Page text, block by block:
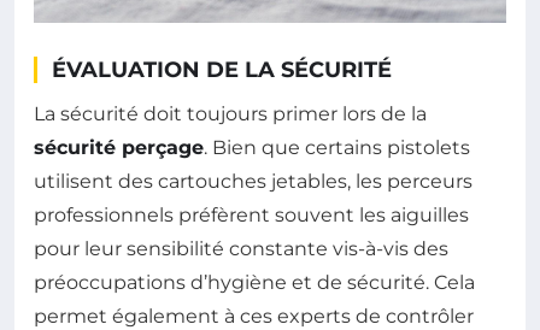
ÉVALUATION DE LA SÉCURITÉ
La sécurité doit toujours primer lors de la
sécurité perçage. Bien que certains pistolets
utilisent des cartouches jetables, les perceurs
professionnels préfèrent souvent les aiguilles
pour leur sensibilité constante vis-à-vis des
préoccupations d’hygiène et de sécurité. Cela
permet également à ces experts de contrôler